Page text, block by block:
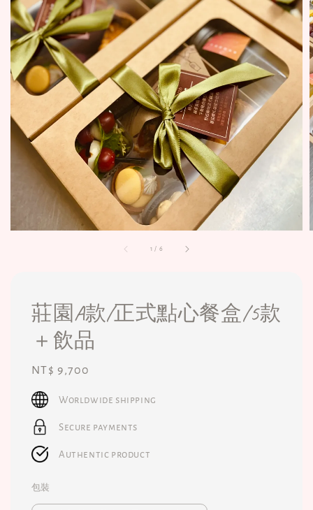
1 / 6
莊園A款/正式點心餐盒/5款
＋飲品
Regular
price
NT$ 9,700
Worldwide shipping
Secure payments
Authentic product
包裝